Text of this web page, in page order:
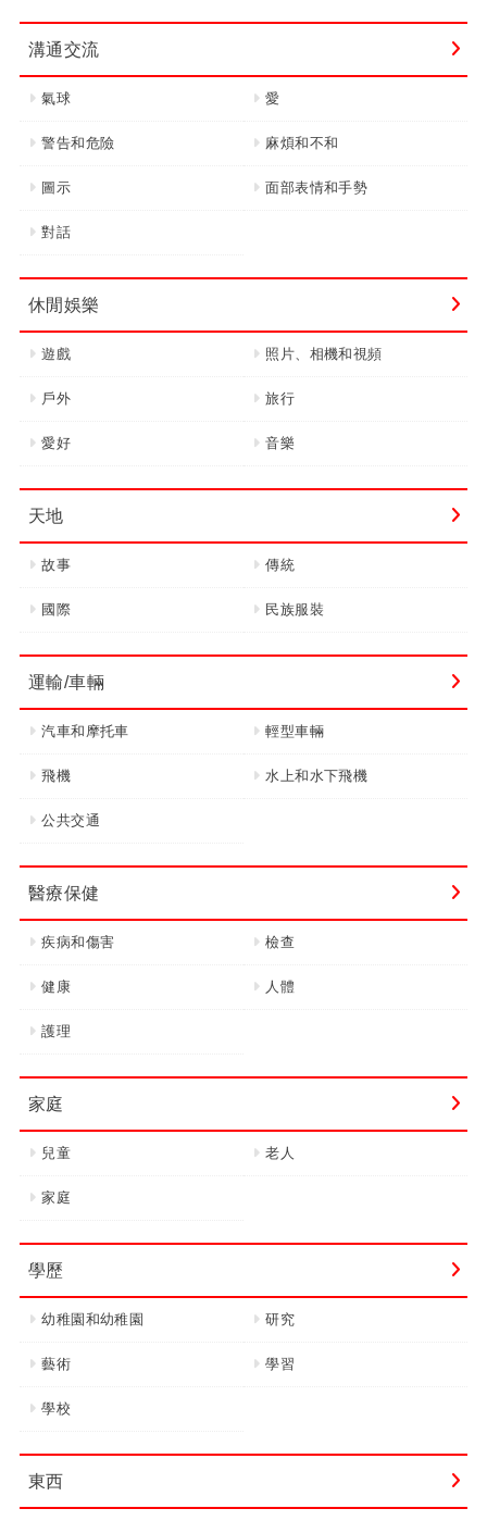
溝通交流
氣球 愛
警告和危險 麻煩和不和
圖示 面部表情和手勢
對話
休閒娛樂
遊戲 照片、相機和視頻
戶外 旅行
愛好 音樂
天地
故事 傳統
國際 民族服裝
運輸/車輛
汽車和摩托車 輕型車輛
飛機 水上和水下飛機
公共交通
醫療保健
疾病和傷害 檢查
健康 人體
護理
家庭
兒童 老人
家庭
學歷
幼稚園和幼稚園 研究
藝術 學習
學校
東西